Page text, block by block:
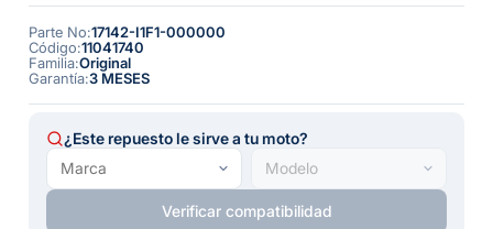
Parte No:17142-I1F1-000000
Código:11041740
Familia:Original
Garantía:3 MESES
¿Este repuesto le sirve a tu moto?
Verificar compatibilidad